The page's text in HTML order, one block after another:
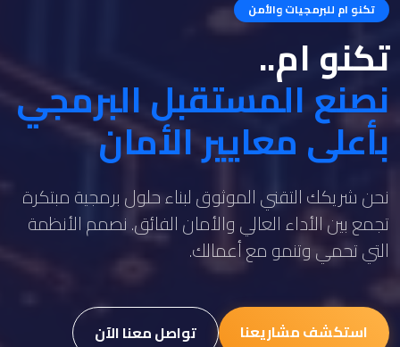
تكنو ام للبرمجيات والأمن
تكنو ام..
نصنع المستقبل البرمجي
بأعلى معايير الأمان
نحن شريكك التقني الموثوق لبناء حلول برمجية مبتكرة
تجمع بين الأداء العالي والأمان الفائق. نصمم الأنظمة
التي تحمي وتنمو مع أعمالك.
استكشف مشاريعنا تواصل معنا الآن